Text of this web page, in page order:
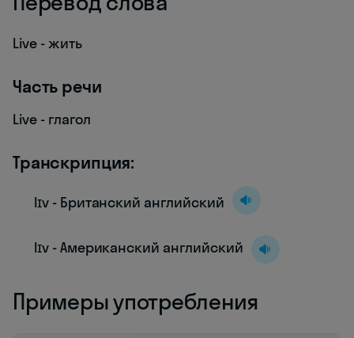
Live - жить
Часть речи
Live - глагол
Транскрипция:
lɪv - Британский английский
lɪv - Американский английский
Примеры употребления